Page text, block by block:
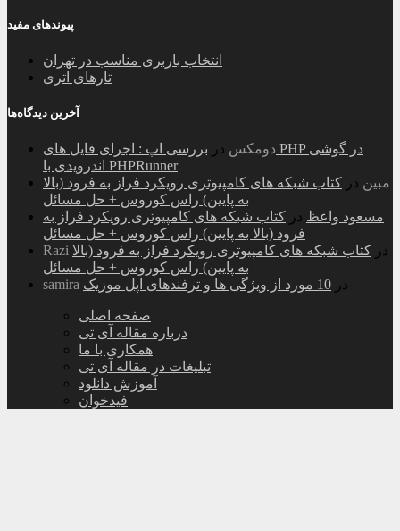
پیوندهای مفید
انتخاب باربری مناسب در تهران
تارهای اتری
آخرین دیدگاه‌ها
دومکس در بررسی اپ : اجرای فایل های PHP در گوشی
اندرویدی با PHPRunner
مبین در کتاب شبکه های کامپیوتری رویکرد فراز به فرود (بالا
به پایین) راس کوروس + حل مسائل
مسعود واعظ در کتاب شبکه های کامپیوتری رویکرد فراز به
فرود (بالا به پایین) راس کوروس + حل مسائل
Razi
در کتاب شبکه های کامپیوتری رویکرد فراز به فرود (بالا
به پایین) راس کوروس + حل مسائل
samira
در 10 مورد از ویژگی ها و ترفندهای اپل موزیک
صفحه اصلی
درباره مقاله آی تی
همکاری با ما
تبلیغات در مقاله آی تی
آموزش دانلود
فیدخوان